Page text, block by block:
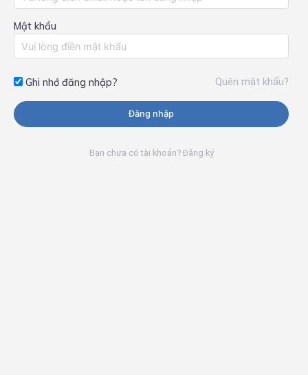
Mật khẩu
Ghi nhớ đăng nhập? Quên mật khẩu?
Đăng nhập
Bạn chưa có tài khoản? Đăng ký